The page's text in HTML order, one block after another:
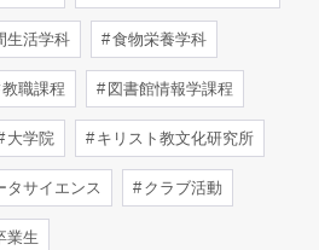
生活学科 食物栄養学科
職課程 図書館情報学課程
大学院 キリスト教文化研究所
サイエンス クラブ活動
業生